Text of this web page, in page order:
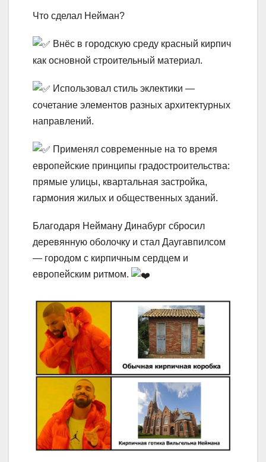
Что сделал Нейман?
Внёс в городскую среду красный кирпич
как основной строительный материал.
Использовал стиль эклектики —
сочетание элементов разных архитектурных
направлений.
Применял современные на то время
европейские принципы градостроительства:
прямые улицы, квартальная застройка,
гармония жилых и общественных зданий.
Благодаря Нейману Динабург сбросил
деревянную оболочку и стал Даугавпилсом
— городом с кирпичным сердцем и
европейским ритмом.